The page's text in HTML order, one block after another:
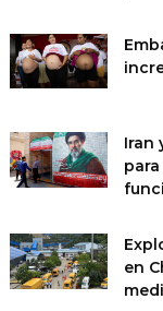
Iran
en